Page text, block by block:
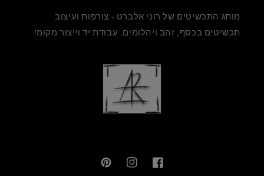
מותג התכשיטים של רוני אלברט - צורפות ועיצוב
תכשיטים בכסף, זהב ויהלומים. עבודת יד וייצור מקומי
Facebook
Instagram
Pinterest